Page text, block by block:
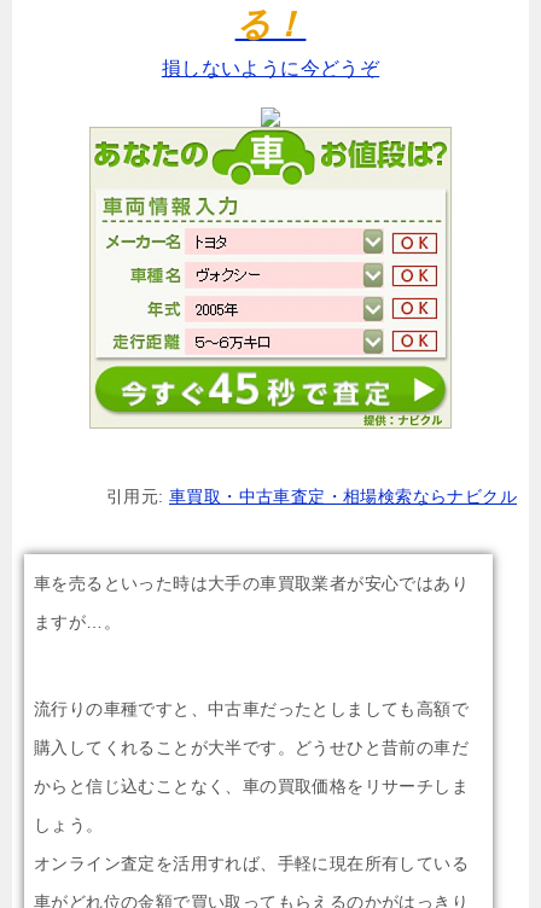
る！
損しないように今どうぞ
引用元: 車買取・中古車査定・相場検索ならナビクル
車を売るといった時は大手の車買取業者が安心ではあり
ますが…。
流行りの車種ですと、中古車だったとしましても高額で
購入してくれることが大半です。どうせひと昔前の車だ
からと信じ込むことなく、車の買取価格をリサーチしま
しょう。
オンライン査定を活用すれば、手軽に現在所有している
車がどれ位の金額で買い取ってもらえるのかがはっきり